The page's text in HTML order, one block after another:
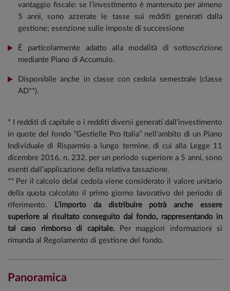
vantaggio fiscale: se l’investimento è mantenuto per almeno
5 anni, sono azzerate le tasse sui redditi generati dalla
gestione; esenzione sulle imposte di successione
È particolarmente adatto alla modalità di sottoscrizione
mediante Piano di Accumulo.
Disponibile anche in classe con cedola semestrale (classe
AD**).
* I redditi di capitale o i redditi diversi generati dall’investimento
in quote del fondo “Gestielle Pro Italia” nell’ambito di un Piano
Individuale di Risparmio a lungo termine, di cui alla Legge 11
dicembre 2016, n. 232, per un periodo superiore a 5 anni, sono
esenti dall’applicazione della relativa tassazione.
** Per il calcolo delal cedola viene considerato il valore unitario
della quota calcolato il primo giorno lavorativo del periodo di
riferimento.
L’importo da distribuire potrà anche essere
superiore al risultato conseguito dal fondo, rappresentando in
tal caso rimborso di capitale.Per maggiori informazioni si
rimanda al Regolamento di gestione del fondo.
Panoramica